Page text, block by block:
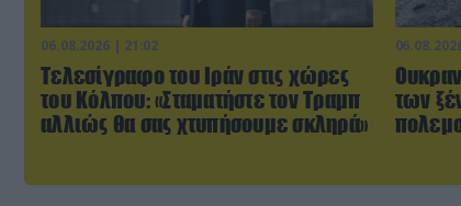
06.08.2026 | 21:02
Τελεσίγραφο του Ιράν στις χώρες
του Κόλπου: «Σταματήστε τον Τραμπ
αλλιώς θα σας χτυπήσουμε σκληρά»
των